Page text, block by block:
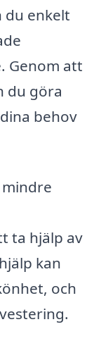
du enkelt
Genom att
du göra
behov
ta hjälp av
kan
och